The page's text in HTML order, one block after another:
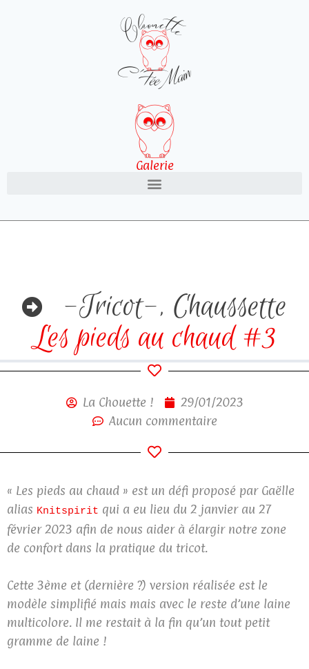
Galerie
-Tricot-, Chaussette
Les pieds au chaud #3
La Chouette !
29/01/2023
Aucun commentaire
« Les pieds au chaud » est un défi proposé par Gaëlle
alias Knitspirit qui a eu lieu du 2 janvier au 27
février 2023 afin de nous aider à élargir notre zone
de confort dans la pratique du tricot.
Cette 3ème et (dernière ?) version réalisée est le
modèle simplifié mais mais avec le reste d’une laine
multicolore. Il me restait à la fin qu’un tout petit
gramme de laine !